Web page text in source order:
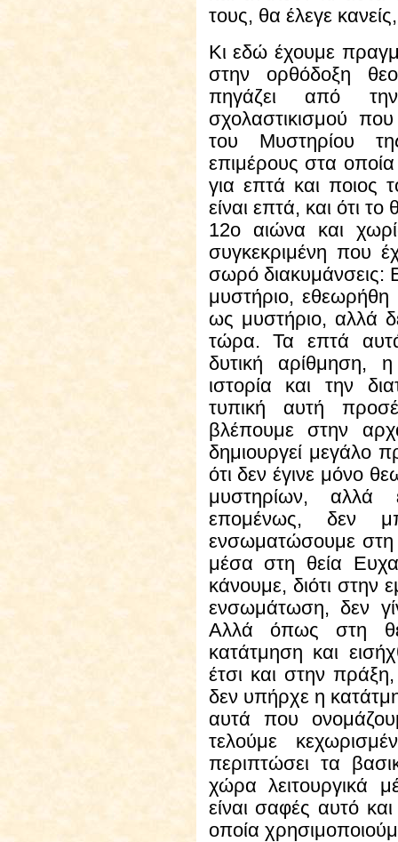
τους, θα έλεγε
Κι εδώ έχουμε
στην ορθόδοξη
πηγάζει από
σχολαστικισμού
του Μυστηρίου
επιμέρους στα
για επτά και ποιος
είναι επτά, και ότι το
12ο αιώνα και
συγκεκριμένη που
σωρό διακυμάνσεις:
μυστήριο,
ως μυστήριο, αλλά
τώρα. Τα επτά
δυτική αρίθμηση,
ιστορία και την
τυπική αυτή
βλέπουμε στην
δημιουργεί μεγάλο
ότι δεν έγινε μόνο
μυστηρίων, αλλά
επομένως, δεν
ενσωματώσουμε
μέσα στη θεία
κάνουμε, διότι στην
ενσωμάτωση, δεν
Αλλά όπως στη
κατάτμηση και
έτσι και στην
δεν υπήρχε η
αυτά που
τελούμε
περιπτώσει τα
χώρα λειτουργικά
είναι σαφές αυτό
οποία